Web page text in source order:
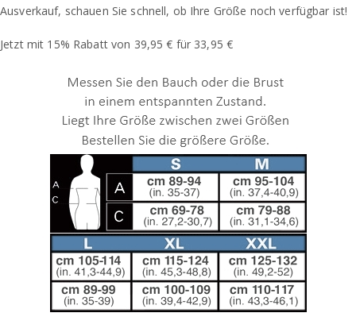
Ausverkauf, schauen Sie schnell, ob Ihre Größe noch verfügbar ist!
Jetzt mit 15% Rabatt von 39,95 € für 33,95 €